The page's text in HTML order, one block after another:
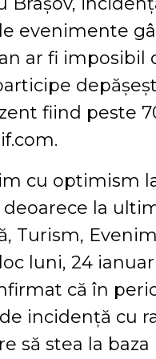
evenimente
ar fi imposibil
fiind peste
cu optimism
deoarece la
Turism,
luni, 24
că în
incidență cu
să stea la